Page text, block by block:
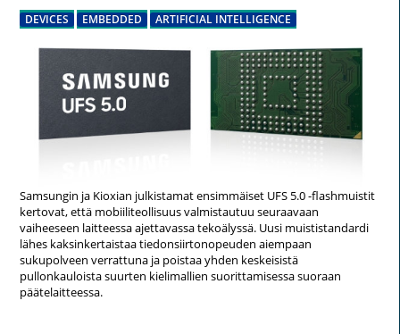
DEVICES EMBEDDED ARTIFICIAL INTELLIGENCE
Samsungin ja Kioxian julkistamat ensimmäiset UFS 5.0 -flashmuistit
kertovat, että mobiiliteollisuus valmistautuu seuraavaan
vaiheeseen laitteessa ajettavassa tekoälyssä. Uusi muististandardi
lähes kaksinkertaistaa tiedonsiirtonopeuden aiempaan
sukupolveen verrattuna ja poistaa yhden keskeisistä
pullonkauloista suurten kielimallien suorittamisessa suoraan
päätelaitteessa.